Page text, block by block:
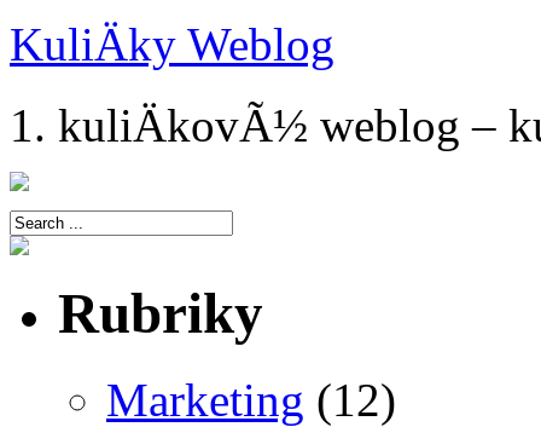
KuliÄky Weblog
1. kuliÄkovÃ½ weblog –
Rubriky
Marketing (12)